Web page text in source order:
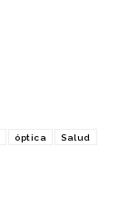
óptica Salud